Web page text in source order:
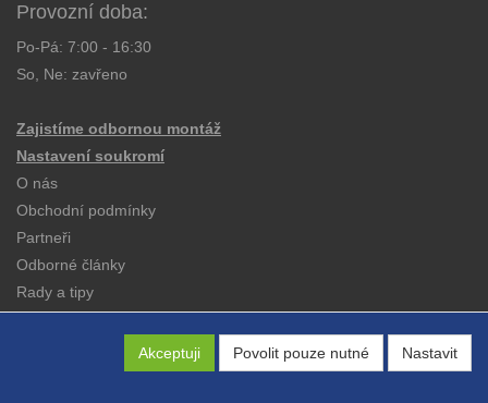
Akceptuji Povolit pouze nutné Nastavit
Provozní doba:
Po-Pá: 7:00 - 16:30
So, Ne: zavřeno
Zajistíme odbornou montáž
Nastavení soukromí
O nás
Obchodní podmínky
Partneři
Odborné články
Rady a tipy